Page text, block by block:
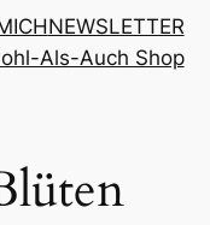
NEWSLETTER
Als-Auch Shop